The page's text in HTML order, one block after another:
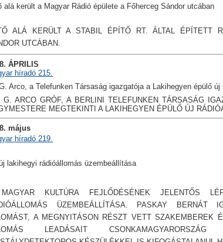
alá került a Magyar Rádió épülete a Főherceg Sándor utcában
ALÁ KERÜLT A STABIL ÉPÍTŐ RT. ÁLTAL ÉPÍTETT
UTCÁBAN.
ÁPRILIS
híradó 215.
Arco, a Telefunken Társaság igazgatója a Lakihegyen épülő új
G. ARCO GRÓF, A BERLINI TELEFUNKEN TÁRSASÁG
MEGTEKINTI A LAKIHEGYEN ÉPÜLŐ ÚJ
május
híradó 219.
lakihegyi rádióállomás üzembeállítása
KULTÚRA FEJLŐDÉSÉNEK JELENTŐS
ÜZEMBEÁLLÍTÁSA. PASKAY BERNÁT
A MEGNYITÁSON RÉSZT VETT SZAKEMBEREK
LEADÁSAIT CSONKAMAGYARORSZÁG